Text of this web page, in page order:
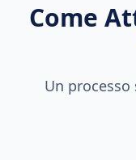
Come
Un